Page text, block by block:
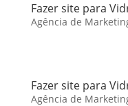
Fazer site para
Agência de
Fazer site para
Agência de